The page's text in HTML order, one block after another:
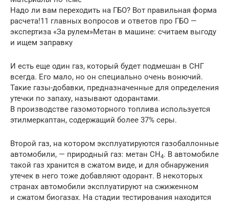
Надо ли вам переходить на ГБО? Вот правильная форма
расчета!11 главных вопросов и ответов про ГБО —
экспертиза «За рулем»Метан в машине: считаем выгоду
и ищем заправку
И есть еще один газ, который будет подмешан в СНГ
всегда. Его мало, но он специально очень вонючий.
Такие газы-добавки, предназначенные для определения
утечки по запаху, называют одорантами.
В производстве газомоторного топлива используется
этилмеркаптан, содержащий более 37% серы.
Второй газ, на котором эксплуатируются газобаллонные
автомобили, — природный газ: метан СН4. В автомобиле
такой газ хранится в сжатом виде, и для обнаружения
утечек в него тоже добавляют одорант. В некоторых
странах автомобили эксплуатируют на сжиженном
и сжатом биогазах. На стадии тестирования находится